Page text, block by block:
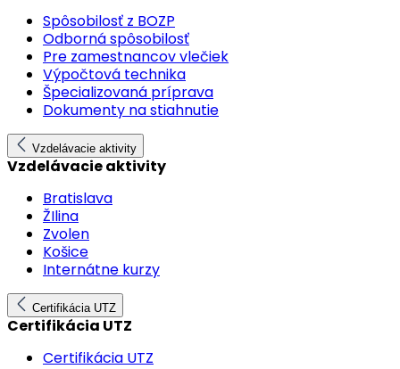
Spôsobilosť z BOZP
Odborná spôsobilosť
Pre zamestnancov vlečiek
Výpočtová technika
Špecializovaná príprava
Dokumenty na stiahnutie
Vzdelávacie aktivity
Vzdelávacie aktivity
Bratislava
ŽIlina
Zvolen
Košice
Internátne kurzy
Certifikácia UTZ
Certifikácia UTZ
Certifikácia UTZ